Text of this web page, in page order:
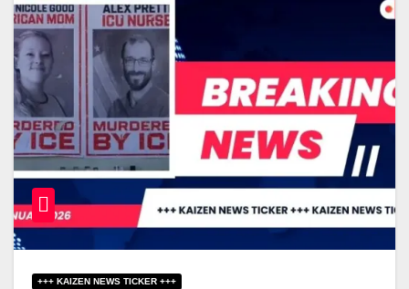
+++ KAIZEN NEWS TICKER +++